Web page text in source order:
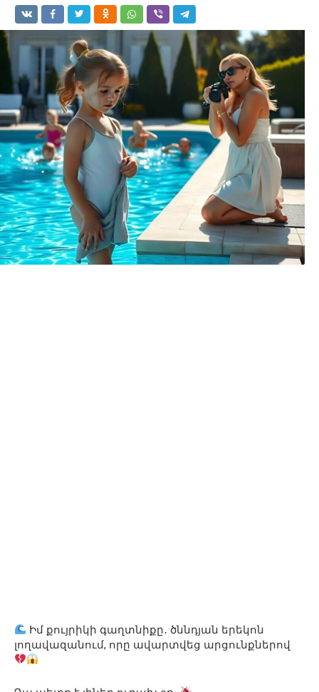
Իմ քույրիկի գաղտնիքը․ ծննդյան երեկոն
լողավազանում, որը ավարտվեց արցունքներով